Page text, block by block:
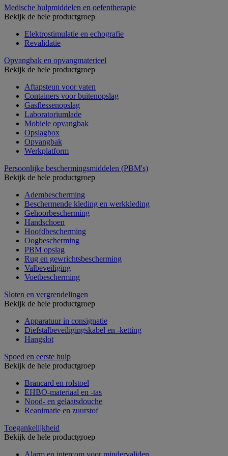
Medische hulpmiddelen en oefentherapie
Bekijk de hele productgroep
Elektrostimulatie en echografie
Revalidatie
Opvangbak en opvangmaterieel
Bekijk de hele productgroep
Aftapsteun voor vaten
Containers voor buitenopslag
Gasflessenopslag
Laboratoriumlade
Mobiele opvangbak
Opslagbox
Opvangbak
Werkplatform
Persoonlijke beschermingsmiddelen (PBM's)
Bekijk de hele productgroep
Adembescherming
Beschermende kleding en werkkleding
Gehoorbescherming
Handschoen
Hoofdbescherming
Oogbescherming
PBM opslag
Rug en gewrichtsbescherming
Valbeveiliging
Voetbescherming
Sloten en vergrendelingen
Bekijk de hele productgroep
Apparatuur in consignatie
Diefstalbeveiligingskabel en -ketting
Hangslot
Spoed en eerste hulp
Bekijk de hele productgroep
Brancard en rolstoel
EHBO-materiaal en -tas
Nood- en gelaatsdouche
Reanimatie en zuurstof
Toegankelijkheid
Bekijk de hele productgroep
Alarm en intercom voor mindervaliden